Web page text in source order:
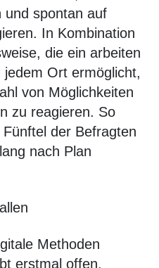
und spontan auf
In Kombination
die ein arbeiten
Ort ermöglicht,
von Möglichkeiten
zu reagieren. So
der Befragten
nach Plan
Methoden
erstmal offen.